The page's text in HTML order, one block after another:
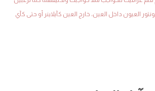
العيون داخل العين، خارج العين كآيلاينر أو حتى كآي